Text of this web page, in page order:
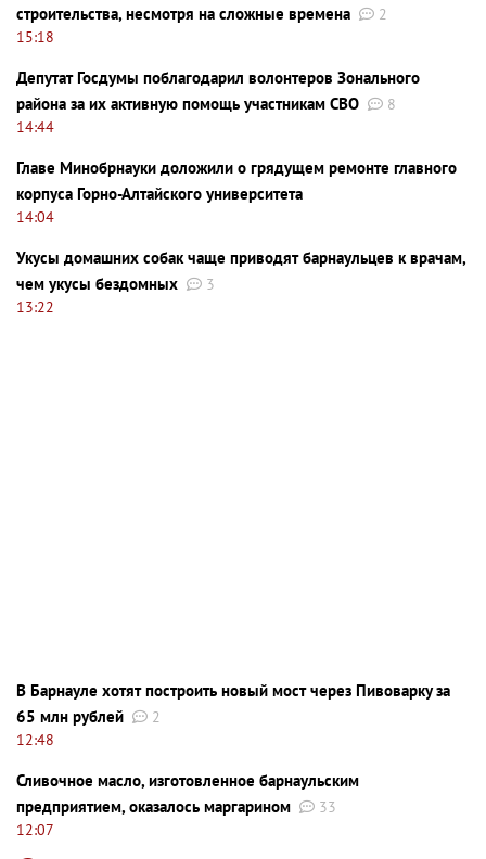
строительства, несмотря на сложные времена
2
15:18
Депутат Госдумы поблагодарил волонтеров Зонального
района за их активную помощь участникам СВО
8
14:44
Главе Минобрнауки доложили о грядущем ремонте главного
корпуса Горно-Алтайского университета
14:04
Укусы домашних собак чаще приводят барнаульцев к врачам,
чем укусы бездомных
3
13:22
В Барнауле хотят построить новый мост через Пивоварку за
65 млн рублей
2
12:48
Сливочное масло, изготовленное барнаульским
предприятием, оказалось маргарином
33
12:07